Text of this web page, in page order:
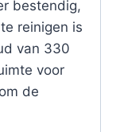
bestendig,
reinigen is
van 330
voor
de